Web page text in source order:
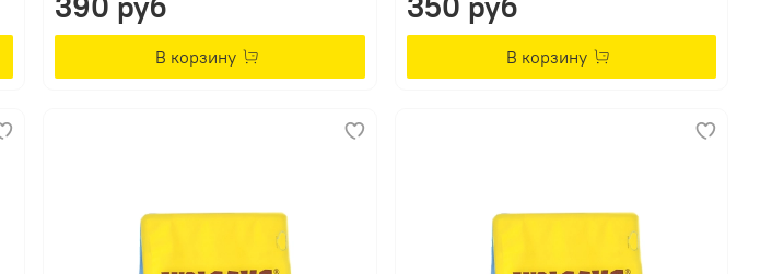
В корзину В корзину